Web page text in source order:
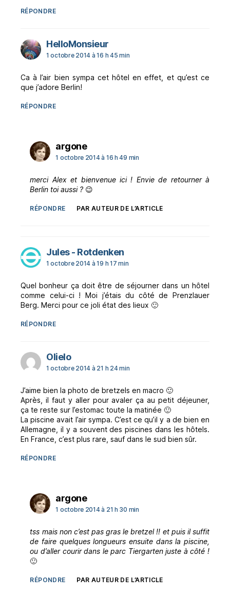
RÉPONDRE
HelloMonsieurdit :
1 octobre 2014 à 16 h 45 min
Ca à l’air bien sympa cet hôtel en effet, et qu’est ce
que j’adore Berlin!
RÉPONDRE
argonedit :
1 octobre 2014 à 16 h 49 min
merci Alex et bienvenue ici ! Envie de retourner à
Berlin toi aussi ? 😉
RÉPONDRE PAR AUTEUR DE L’ARTICLE
Jules - Rotdenkendit :
1 octobre 2014 à 19 h 17 min
Quel bonheur ça doit être de séjourner dans un hôtel
comme celui-ci ! Moi j’étais du côté de Prenzlauer
Berg. Merci pour ce joli état des lieux 🙂
RÉPONDRE
Olielodit :
1 octobre 2014 à 21 h 24 min
J’aime bien la photo de bretzels en macro 🙂
Après, il faut y aller pour avaler ça au petit déjeuner,
ça te reste sur l’estomac toute la matinée 🙂
La piscine avait l’air sympa. C’est ce qu’il y a de bien en
Allemagne, il y a souvent des piscines dans les hôtels.
En France, c’est plus rare, sauf dans le sud bien sûr.
RÉPONDRE
argonedit :
1 octobre 2014 à 21 h 30 min
tss mais non c’est pas gras le bretzel !! et puis il suffit
de faire quelques longueurs ensuite dans la piscine,
ou d’aller courir dans le parc Tiergarten juste à côté !
🙂
RÉPONDRE PAR AUTEUR DE L’ARTICLE